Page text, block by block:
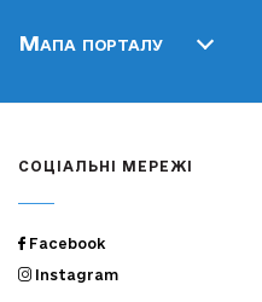
Мапа порталу
СОЦІАЛЬНІ МЕРЕЖІ
Facebook
Instagram